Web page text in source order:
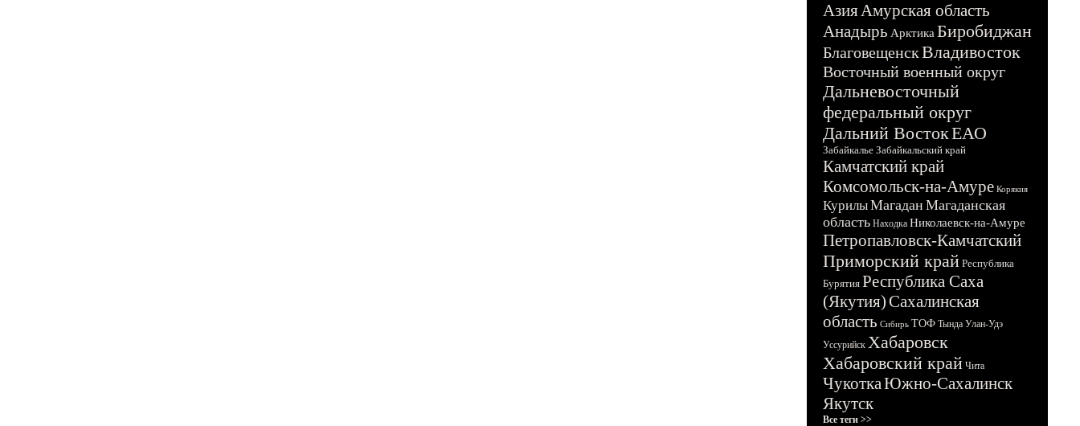
АзияАмурская область
Анадырь Арктика Биробиджан
БлаговещенскВладивосток
Восточный военный округ
Дальневосточный
федеральный округ
Дальний ВостокЕАО
Забайкалье Забайкальский край
Камчатский край
Комсомольск-на-Амуре Корякия
КурилыМагадан Магаданская
область Находка Николаевск-на-Амуре
Петропавловск-Камчатский
Приморский край Республика
Бурятия Республика Саха
(Якутия)Сахалинская
область Сибирь ТОФ Тында Улан-Удэ
Уссурийск Хабаровск
Хабаровский край Чита
ЧукоткаЮжно-Сахалинск
Якутск
Все теги >>